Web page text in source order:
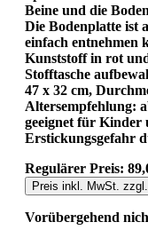
Beine und die
Die Bodenplatte ist
einfach entnehmen
Kunststoff in rot
Stofftasche
47 x 32 cm,
Altersempfehlung:
geeignet für Kinder
Erstickungsgefahr
Regulärer Preis:
Preis inkl. MwSt.
Vorübergehend